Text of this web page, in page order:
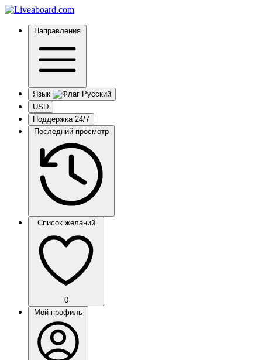
Направления
Язык
USD
Поддержка 24/7
Последний просмотр
Список желаний
0
Мой профиль